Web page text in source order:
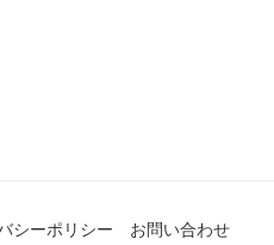
シーポリシー お問い合わせ